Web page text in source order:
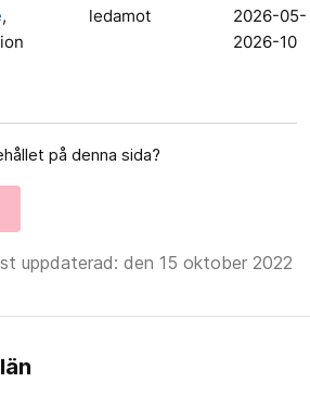
,
ledamot
2026-05-
2026-10
på denna sida?
uppdaterad: den 15 oktober 2022